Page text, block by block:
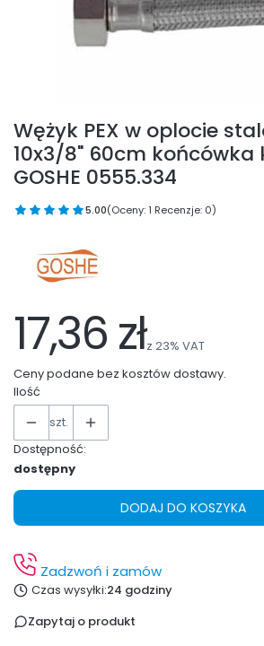
Wężyk PEX w oplocie
10x3/8" 60cm końcówka
GOSHE 0555.334
5.00(Oceny: 1 Recenzje: 0)
17,36 złz 23% VAT
Ceny podane bez kosztów dostawy.
Ilość
szt.
Dostępność:
dostępny
DODAJ DO KOSZYKA
Zadzwoń i zamów
Czas wysyłki:24 godziny
Zapytaj o produkt